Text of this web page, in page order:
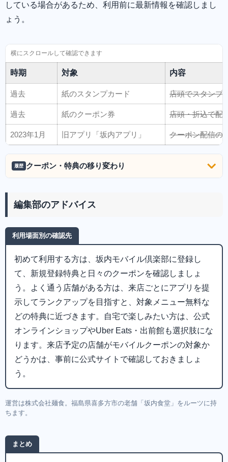
している場合があるため、利用前に最新情報を確認しまし
ょう。
時期 対象 内容
過去 紙のスタンプカード 店頭でスタンプ
過去 紙のクーポン券 店頭・折込で配
2023年1月 旧アプリ「坂内アプリ」 クーポン配信の
履歴 クーポン・特典の移り変わり
編集部のアドバイス
利用場面別の確認先
初めて利用する方は、坂内モバイル倶楽部に登録し
て、新規登録特典と日々のクーポンを確認しましょ
う。よく通う店舗がある方は、来店ごとにアプリを提
示してランクアップを目指すと、対象メニュー無料な
どの特典に近づきます。自宅で楽しみたい方は、公式
オンラインショップやUber Eats・出前館も選択肢にな
ります。来店予定の店舗がモバイルクーポンの対象か
どうかは、事前に公式サイトで確認しておきましょ
う。
運営は株式会社麺食。福島県喜多方市の老舗「坂内食堂」をルーツに持
ちます。
まとめ